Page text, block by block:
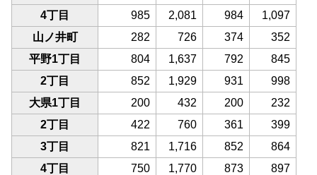
4丁目
985 2,081 984
1,097
山ノ井町
282 726 374
352
平野1丁目
804 1,637 792
845
2丁目
852 1,929 931
998
大県1丁目
200 432 200
232
2丁目
422 760 361
399
3丁目
821 1,716 852
864
4丁目
750 1,770 873
897